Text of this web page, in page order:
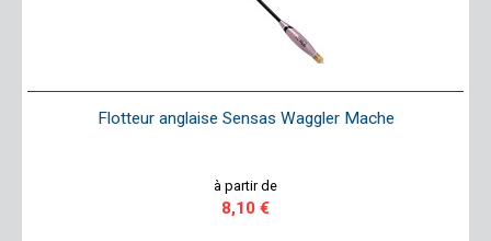
Flotteur anglaise Sensas Waggler Mache
à partir de
8,10 €